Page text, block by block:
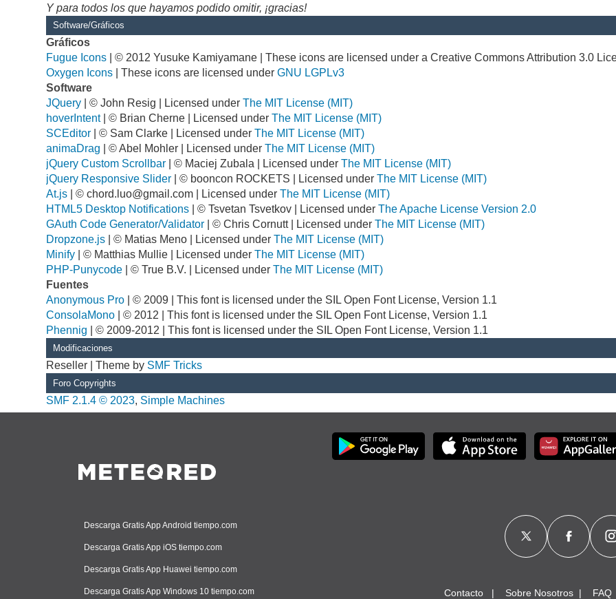
Y para todos los que hayamos podido omitir, ¡gracias!
Software/Gráficos
Gráficos
Fugue Icons | © 2012 Yusuke Kamiyamane | These icons are licensed under a Creative Commons Attribution 3.0
Oxygen Icons | These icons are licensed underGNU LGPLv3
Software
JQuery | © John Resig | Licensed underThe MIT License (MIT)
hoverIntent| © Brian Cherne | Licensed underThe MIT License (MIT)
SCEditor | © Sam Clarke | Licensed underThe MIT License (MIT)
animaDrag | © Abel Mohler | Licensed underThe MIT License (MIT)
jQuery Custom Scrollbar | © Maciej Zubala | Licensed underThe MIT License (MIT)
jQuery Responsive Slider | © booncon ROCKETS | Licensed underThe MIT License (MIT)
At.js | ©chord.luo@gmail.com | Licensed underThe MIT License (MIT)
HTML5 Desktop Notifications | © Tsvetan Tsvetkov | Licensed underThe Apache License Version 2.0
GAuth Code Generator/Validator | © Chris Cornutt | Licensed underThe MIT License (MIT)
Dropzone.js | © Matias Meno | Licensed underThe MIT License (MIT)
Minify | © Matthias Mullie | Licensed underThe MIT License (MIT)
PHP-Punycode | © True B.V. | Licensed underThe MIT License (MIT)
Fuentes
Anonymous Pro | © 2009 | This font is licensed under the SIL Open Font License, Version 1.1
ConsolaMono | © 2012 | This font is licensed under the SIL Open Font License, Version 1.1
Phennig | © 2009-2012 | This font is licensed under the SIL Open Font License, Version 1.1
Modificaciones
Reseller | Theme by SMF Tricks
Foro Copyrights
SMF 2.1.4 © 2023, Simple Machines
Descarga Gratis App Android tiempo.com
Descarga Gratis App iOS tiempo.com
Descarga Gratis App Huawei tiempo.com
Descarga Gratis App Windows 10 tiempo.com Contacto Sobre Nosotros FAQ